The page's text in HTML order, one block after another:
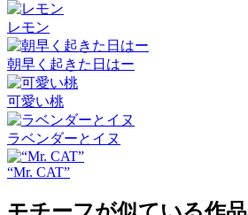
レモン
朝早く起きた日はー
可愛い桃
ラベンダーとイヌ
“Mr. CAT”